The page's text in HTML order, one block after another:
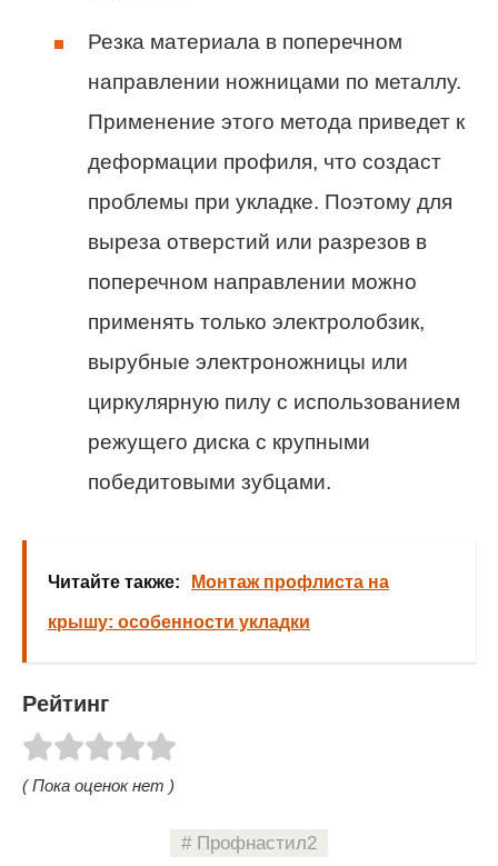
Резка материала в поперечном
направлении ножницами по металлу.
Применение этого метода приведет к
деформации профиля, что создаст
проблемы при укладке. Поэтому для
выреза отверстий или разрезов в
поперечном направлении можно
применять только электролобзик,
вырубные электроножницы или
циркулярную пилу с использованием
режущего диска с крупными
победитовыми зубцами.
Читайте также: Монтаж профлиста на
крышу: особенности укладки
Рейтинг
( Пока оценок нет )
Профнастил2